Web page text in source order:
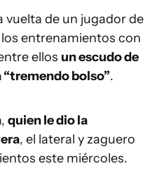
vuelta de un jugador de
los entrenamientos con
ellos un escudo de
“tremendo bolso”.
quien le dio la
, el lateral y zaguero
este miércoles.